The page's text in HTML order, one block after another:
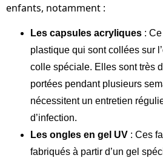
enfants, notamment :
Les capsules acryliques :
plastique qui sont collées sur
colle spéciale. Elles sont très
portées pendant plusieurs
nécessitent un entretien
d’infection.
Les ongles en gel UV : Ces
fabriqués à partir d’un gel